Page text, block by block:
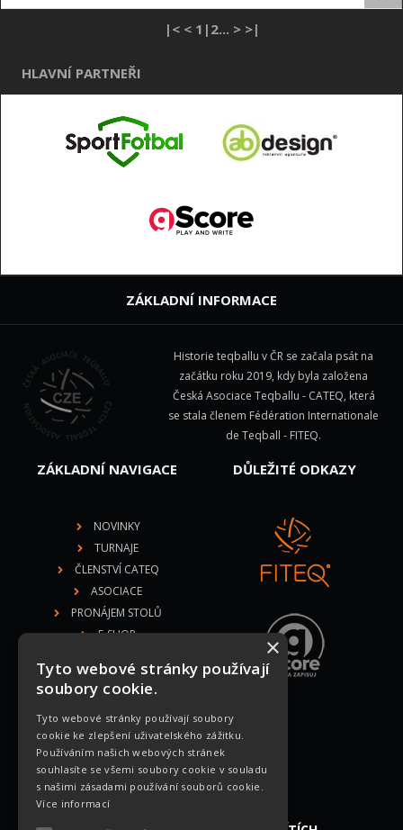
|< < 1| 2... > >|
HLAVNÍ PARTNEŘI
ZÁKLADNÍ INFORMACE
Historie teqballu v ČR se začala psát na
začátku roku 2019, kdy byla založena
Česká Asociace Teqballu - CATEQ, která
se stala členem Fédération Internationale
de Teqball - FITEQ.
ZÁKLADNÍ NAVIGACE
NOVINKY
TURNAJE
ČLENSTVÍ CATEQ
ASOCIACE
PRONÁJEM STOLŮ
E-SHOP
DŮLEŽITÉ ODKAZY
MEDIÁLNÍ PARTNEŘI
×
Tyto webové stránky používají
soubory cookie.
Tyto webové stránky používají soubory
cookie ke zlepšení uživatelského zážitku.
Používáním našich webových stránek
souhlasíte se všemi soubory cookie v souladu
s našimi zásadami používání souborů cookie.
Více informací